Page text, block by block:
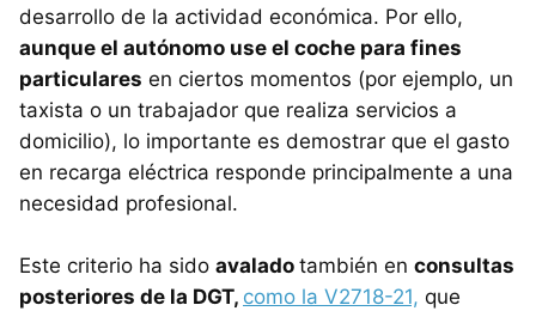
desarrollo de la actividad económica. Por ello,
aunque el autónomo use el coche para fines
particulares en ciertos momentos (por ejemplo, un
taxista o un trabajador que realiza servicios a
domicilio), lo importante es demostrar que el gasto
en recarga eléctrica responde principalmente a una
necesidad profesional.
Este criterio ha sido avalado también en consultas
posteriores de la DGT, como la V2718-21, que